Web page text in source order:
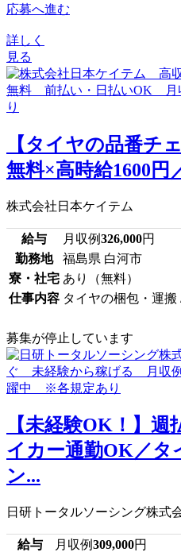
応募へ進む
詳しく
見る
【タイヤの品番チ
無料×高時給1600円
株式会社日本ケイテム
給与 月収例326,000円
勤務地
福島県 白河市
寮・社宅 あり（無料）
仕事内容 タイヤの梱包・運
募集が停止しています
【未経験OK！】
イカー通勤OK／タ
ン...
日研トータルソーシング株式
給与 月収例309,000円